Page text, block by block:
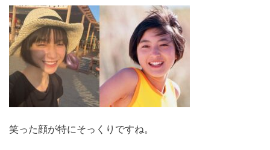
笑った顔が特にそっくりですね。